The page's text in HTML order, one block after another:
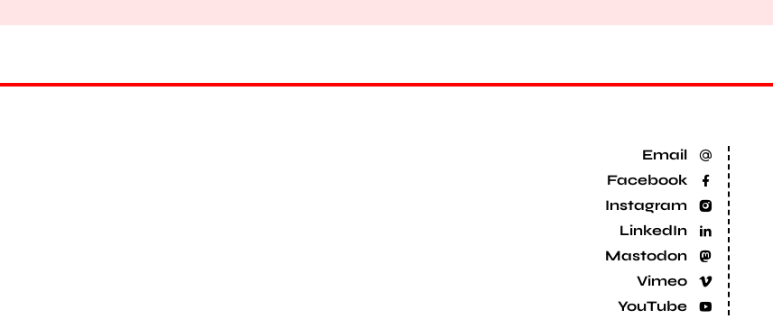
Email
Facebook
Instagram
LinkedIn
Mastodon
Vimeo
YouTube